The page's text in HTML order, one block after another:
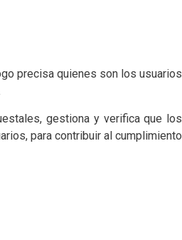
precisa quienes son los usuarios
gestiona y verifica que los
para contribuir al cumplimiento